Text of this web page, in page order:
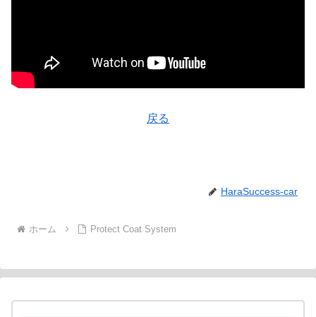
戻る
HaraSuccess-car
ホーム Protect Coat System